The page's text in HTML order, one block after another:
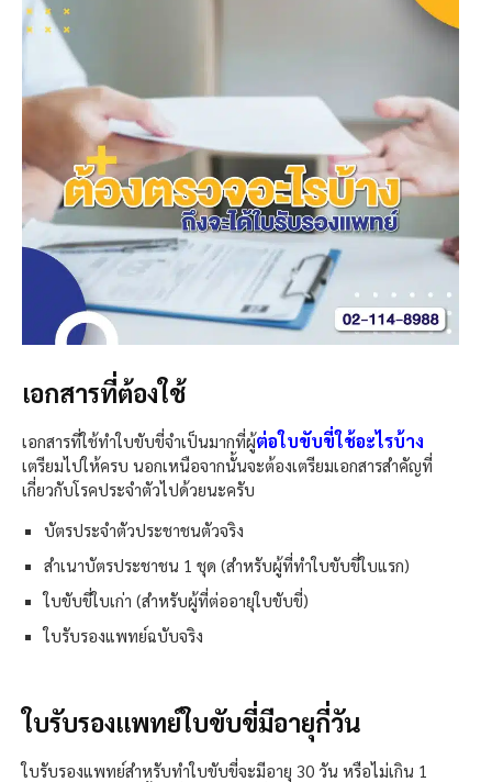
เอกสารที่ต้องใช้
เอกสารที่ใช้ทำใบขับขี่จำเป็นมากที่ผู้ต่อใบขับขี่ใช้อะไรบ้าง
เตรียมไปให้ครบ นอกเหนือจากนั้นจะต้องเตรียมเอกสารสำคัญที่
เกี่ยวกับโรคประจำตัวไปด้วยนะครับ
บัตรประจำตัวประชาชนตัวจริง
สำเนาบัตรประชาชน 1 ชุด (สำหรับผู้ที่ทำใบขับขี่ใบแรก)
ใบขับขี่ใบเก่า (สำหรับผู้ที่ต่ออายุใบขับขี่)
ใบรับรองแพทย์ฉบับจริง
ใบรับรองแพทย์ใบขับขี่มีอายุกี่วัน
ใบรับรองแพทย์สำหรับทำใบขับขี่จะมีอายุ 30 วัน หรือไม่เกิน 1